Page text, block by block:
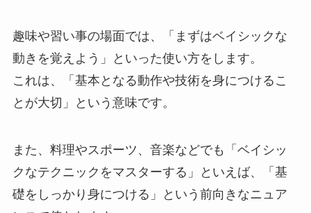
趣味や習い事の場面では、「まずはベイシックな
動きを覚えよう」といった使い方をします。
これは、「基本となる動作や技術を身につけるこ
とが大切」という意味です。
また、料理やスポーツ、音楽などでも「ベイシッ
クなテクニックをマスターする」といえば、「基
礎をしっかり身につける」という前向きなニュア